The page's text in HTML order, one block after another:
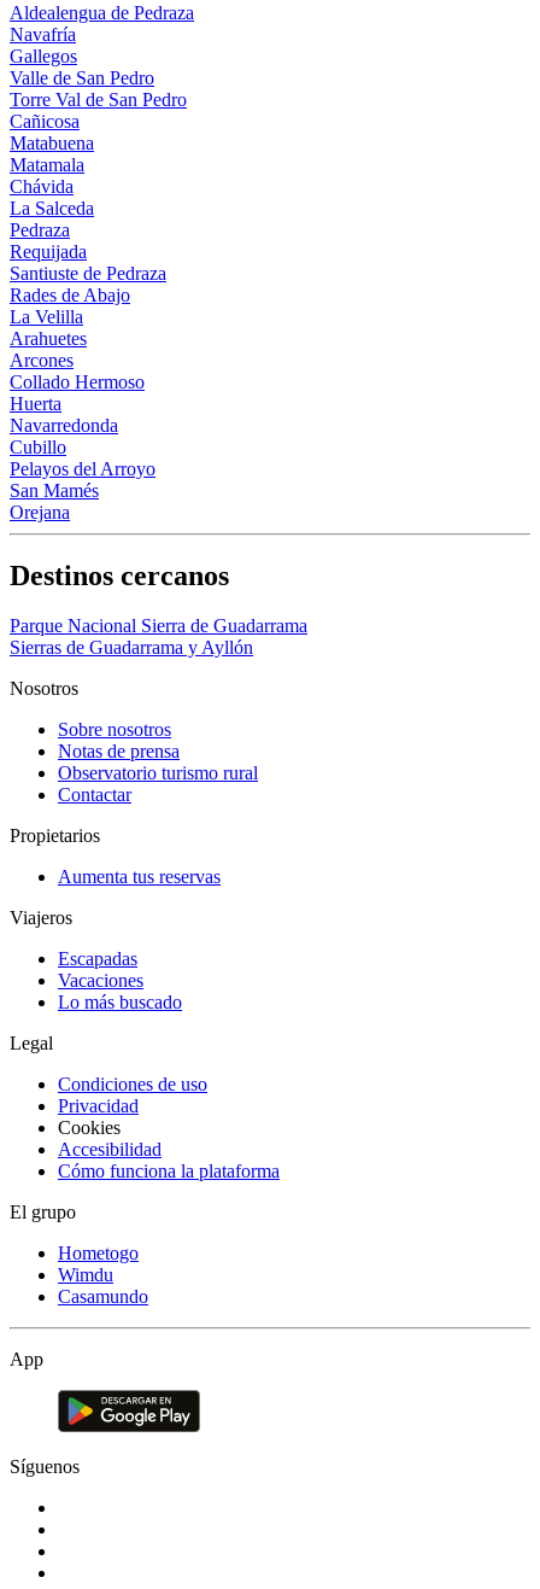
Aldealengua de Pedraza
Navafría
Gallegos
Valle de San Pedro
Torre Val de San Pedro
Cañicosa
Matabuena
Matamala
Chávida
La Salceda
Pedraza
Requijada
Santiuste de Pedraza
Rades de Abajo
La Velilla
Arahuetes
Arcones
Collado Hermoso
Huerta
Navarredonda
Cubillo
Pelayos del Arroyo
San Mamés
Orejana
Destinos cercanos
Parque Nacional Sierra de Guadarrama
Sierras de Guadarrama y Ayllón
Nosotros
Sobre nosotros
Notas de prensa
Observatorio turismo rural
Contactar
Propietarios
Aumenta tus reservas
Viajeros
Escapadas
Vacaciones
Lo más buscado
Legal
Condiciones de uso
Privacidad
Cookies
Accesibilidad
Cómo funciona la plataforma
El grupo
Hometogo
Wimdu
Casamundo
App
Síguenos